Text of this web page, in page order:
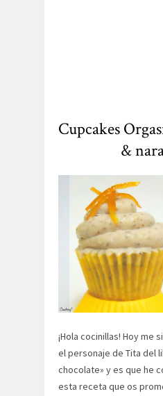
Cupcakes
&
¡Hola cocinillas! Hoy me
el personaje de Tita del
chocolate» y es que he
esta receta que os